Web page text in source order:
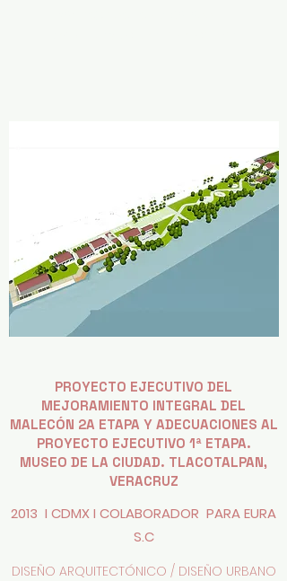
PROYECTO EJECUTIVO DEL
MEJORAMIENTO INTEGRAL DEL
MALECÓN 2A ETAPA Y ADECUACIONES AL
PROYECTO EJECUTIVO 1ª ETAPA.
MUSEO DE LA CIUDAD. TLACOTALPAN,
VERACRUZ
2013 I CDMX I COLABORADOR PARA EURA
S.C
DISEÑO ARQUITECTÓNICO / DISEÑO URBANO